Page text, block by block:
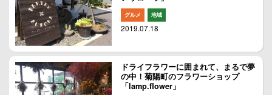
グルメ 地域
2019.07.18
ドライフラワーに囲まれて、まるで夢
の中！菊陽町のフラワーショップ
「lamp.flower」